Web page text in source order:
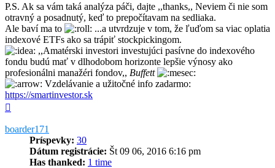
P.S. Ak sa vám taká analýza páči, dajte ,,thanks,, Neviem či nie som
otravný a posadnutý, keď to prepočítavam na sedliaka.
Ale baví ma to
...a utvrdzuje v tom, že ľuďom sa viac oplatia
indexové ETFs ako sa trápiť stockpickingom.
,,Amatérski investori investujúci pasívne do indexového
fondu budú mať v dlhodobom horizonte lepšie výnosy ako
profesionálni manažéri fondov,, Buffett
Vzdelávanie a užitočné info zadarmo:
https://smartinvestor.sk
boarder171
Príspevky: 30
Dátum registrácie: Št 09 06, 2016 6:16 pm
Has thanked: 1 time